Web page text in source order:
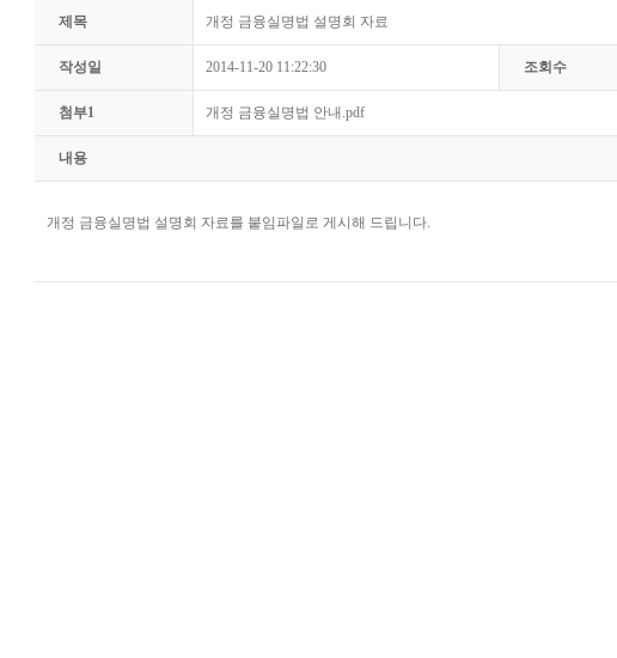
제목 개정 금융실명법 설명회 자료
작성일 2014-11-20 11:22:30 조회수
첨부1 개정 금융실명법 안내.pdf
내용
개정 금융실명법 설명회 자료를 붙임파일로 게시해 드립니다.